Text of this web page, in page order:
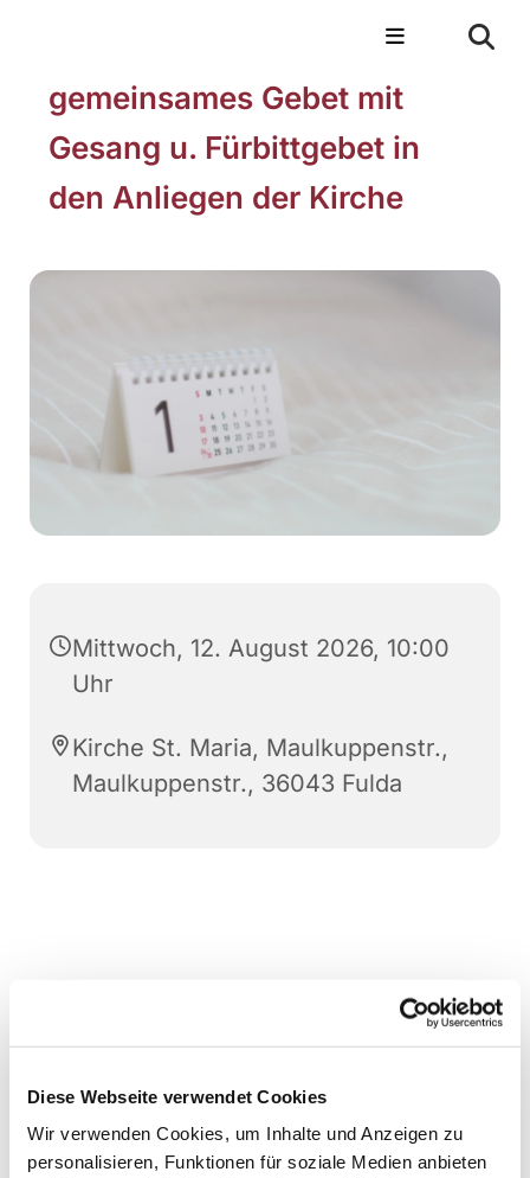
Diese Webseite verwendet Cookies
Wir verwenden Cookies, um Inhalte und Anzeigen zu
personalisieren, Funktionen für soziale Medien anbieten
gemeinsames Gebet mit
Gesang u. Fürbittgebet in
den Anliegen der Kirche
Mittwoch, 12. August 2026, 10:00
Uhr
Kirche St. Maria, Maulkuppenstr.,
Maulkuppenstr., 36043 Fulda